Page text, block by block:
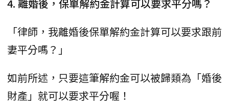
4. 離婚後，保單解約金計算可以要求平分嗎？
「律師，我離婚後保單解約金計算可以要求跟前
妻平分嗎？」
如前所述，只要這筆解約金可以被歸類為「婚後
財產」就可以要求平分喔！